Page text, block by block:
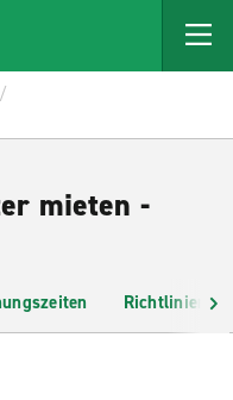
mieten -
Richtlinien